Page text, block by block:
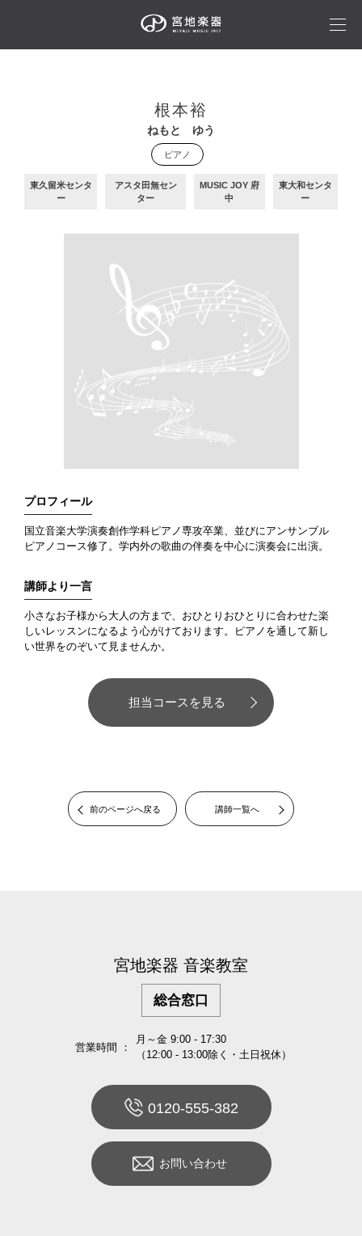
根本裕
ねもと ゆう
ピアノ
東久留米センタ
ー
アスタ田無セン
ター
MUSIC JOY 府
中
東大和センタ
ー
プロフィール
国立音楽大学演奏創作学科ピアノ専攻卒業、並びにアンサンブル
ピアノコース修了。学内外の歌曲の伴奏を中心に演奏会に出演。
講師より一言
小さなお子様から大人の方まで、おひとりおひとりに合わせた楽
しいレッスンになるよう心がけております。ピアノを通して新し
い世界をのぞいて見ませんか。
担当コースを見る
前のページへ戻る 講師一覧へ
宮地楽器 音楽教室
総合窓口
営業時間 ：
月～金 9:00 - 17:30
（12:00 - 13:00除く・土日祝休）
0120-555-382
お問い合わせ